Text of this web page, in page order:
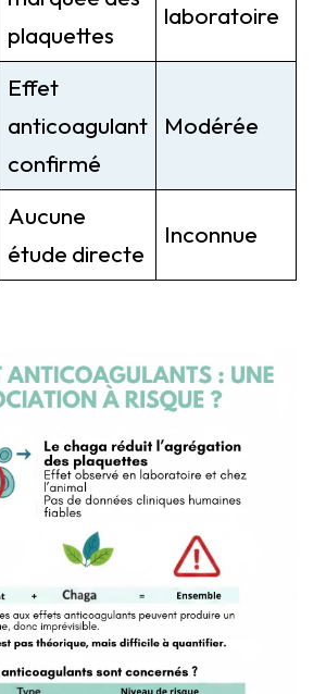
plaquettes
laboratoire
Effet
anticoagulant
confirmé
Modérée
Aucune
étude directe
Inconnue